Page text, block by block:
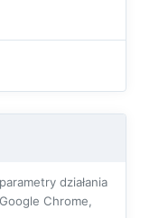
działania
Chrome,